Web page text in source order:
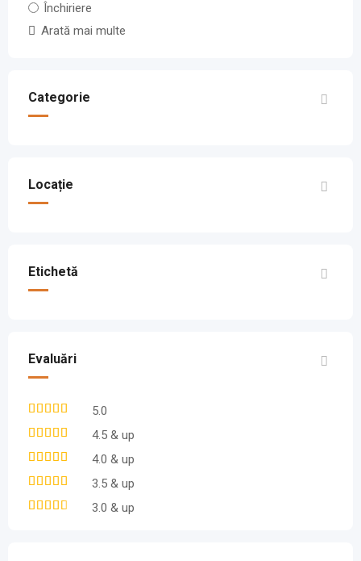
Închiriere
Arată mai multe
Categorie
Locație
Etichetă
Evaluări
5.0
4.5 & up
4.0 & up
3.5 & up
3.0 & up